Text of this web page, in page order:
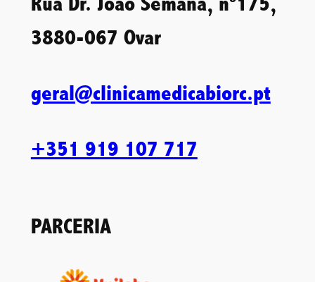
3880-067 Ovar
geral@clinicamedicabiorc.pt
+351 919 107 717
PARCERIA